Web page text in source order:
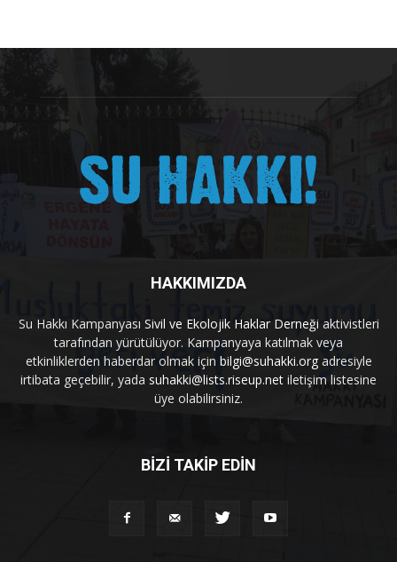
HAKKIMIZDA
Su Hakkı Kampanyası Sivil ve Ekolojik Haklar Derneği aktivistleri
tarafından yürütülüyor. Kampanyaya katılmak veya
etkinliklerden haberdar olmak için bilgi@suhakki.orgadresiyle
irtibata geçebilir, yada suhakki@lists.riseup.net iletişim listesine
üye olabilirsiniz.
BİZİ TAKİP EDİN